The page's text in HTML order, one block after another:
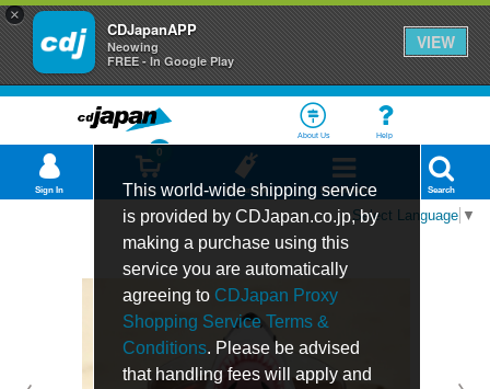
×
CDJapanAPP
Neowing
FREE - In Google Play
VIEW
About Us Help
Sign In Cart
0
Bookmark Department Search
Select Language ▼
This world-wide shipping service
is provided by CDJapan.co.jp, by
making a purchase using this
service you are automatically
agreeing to CDJapan Proxy
Shopping Service Terms &
Conditions. Please be advised
that handling fees will apply and